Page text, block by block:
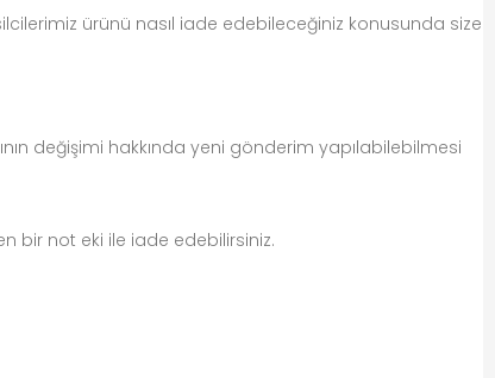
ürünü nasıl iade edebileceğiniz konusunda size
değişimi hakkında yeni gönderim yapılabilebilmesi
bir not eki ile iade edebilirsiniz.